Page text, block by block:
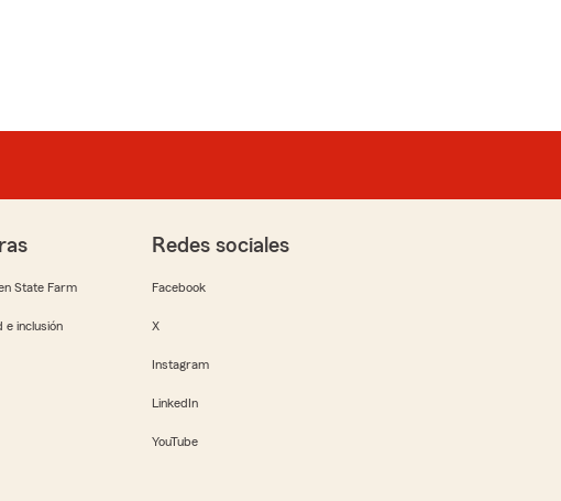
State Farm
e inclusión
Redes sociales
Facebook
X
Instagram
LinkedIn
YouTube